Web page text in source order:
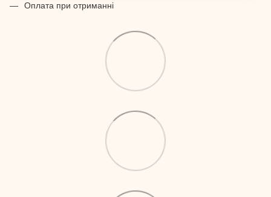
Оплата при отриманні